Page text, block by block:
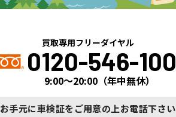
買取専用フリーダイヤル
0120-546-100
9:00～20:00 （年中無休）
お手元に車検証をご用意の上お電話下さい